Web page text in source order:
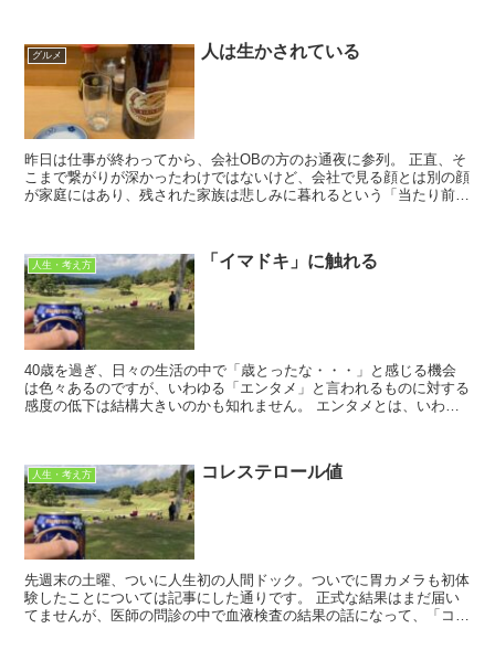
グルメ 人は生かされている
昨日は仕事が終わってから、会社OBの方のお通夜に参列。 正直、そ
こまで繋がりが深かったわけではないけど、会社で見る顔とは別の顔
が家庭にはあり、残された家族は悲しみに暮れるという「当たり前の
人生・考え方 「イマドキ」に触れる
40歳を過ぎ、日々の生活の中で「歳とったな・・・」と感じる機会
は色々あるのですが、いわゆる「エンタメ」と言われるものに対する
感度の低下は結構大きいのかも知れません。 エンタメとは、いわゆ
人生・考え方 コレステロール値
先週末の土曜、ついに人生初の人間ドック。ついでに胃カメラも初体
験したことについては記事にした通りです。 正式な結果はまだ届い
てませんが、医師の問診の中で血液検査の結果の話になって、「コレ